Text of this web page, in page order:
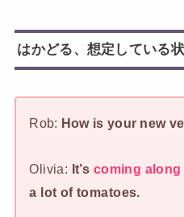
はかどる、想定している
Rob: How is your new
Olivia: It’s coming along
a lot of tomatoes.